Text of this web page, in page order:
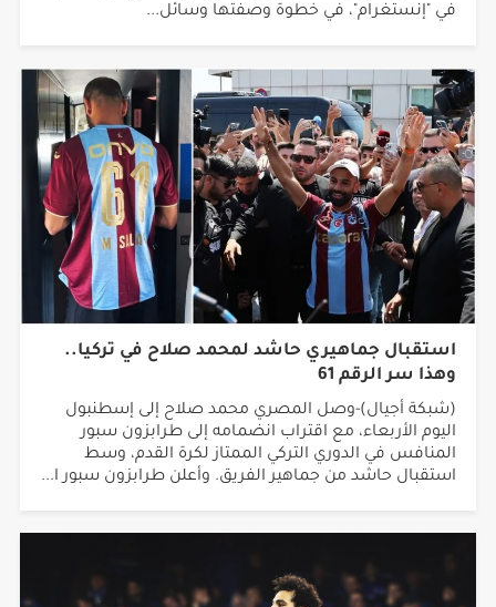
في "إنستغرام"، في خطوة وصفتها وسائل...
استقبال جماهيري حاشد لمحمد صلاح في تركيا..
وهذا سر الرقم 61
(شبكة أجيال)-وصل المصري محمد صلاح إلى إسطنبول
اليوم الأربعاء، مع اقتراب انضمامه إلى طرابزون سبور
المنافس في الدوري التركي الممتاز لكرة القدم، وسط
استقبال حاشد من جماهير الفريق. وأعلن طرابزون سبور ا...